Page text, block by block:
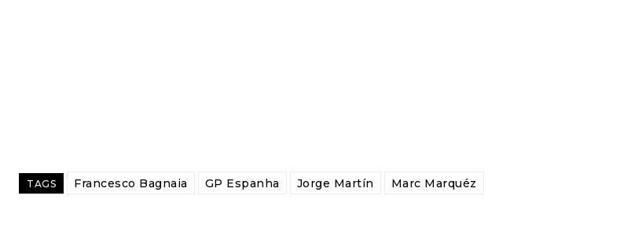
TAGS Francesco Bagnaia GP Espanha Jorge Martín Marc Marquéz